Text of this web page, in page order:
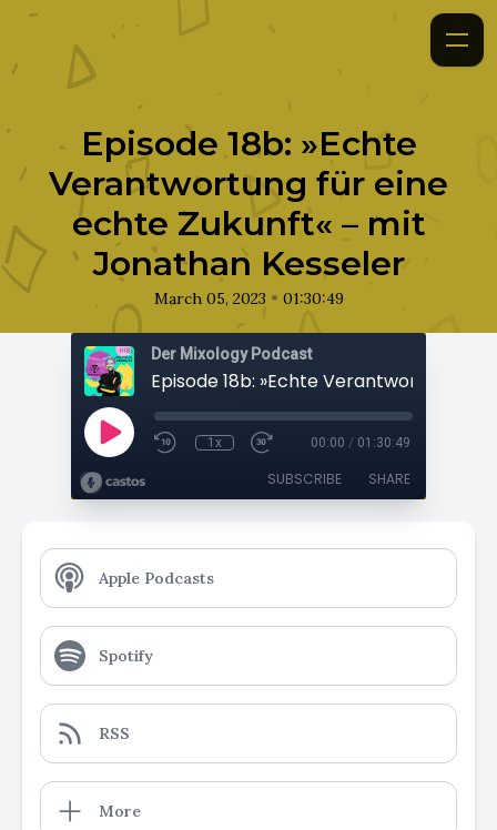
Episode 18b: »Echte
Verantwortung für eine
echte Zukunft« – mit
Jonathan Kesseler
March 05, 2023 • 01:30:49
Der Mixology Podcast
1x 00:00 / 01:30:49
SUBSCRIBE SHARE
Apple Podcasts
Spotify
RSS
More